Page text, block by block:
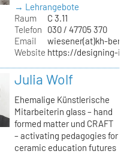
→ Lehrangebote
Raum
C 3.11
Telefon
030 / 47705 370
Email
wiesener(at)kh-
Website https://designing-
Julia Wolf
Ehemalige Künstlerische
Mitarbeiterin glass – hand
formed matter und CRAFT
– activating pedagogies for
ceramic education futures